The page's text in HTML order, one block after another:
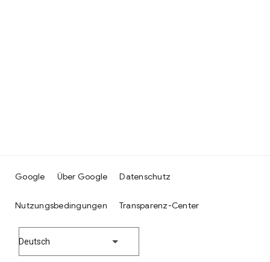
Google Über Google Datenschutz
Nutzungsbedingungen Transparenz-Center
Deutsch